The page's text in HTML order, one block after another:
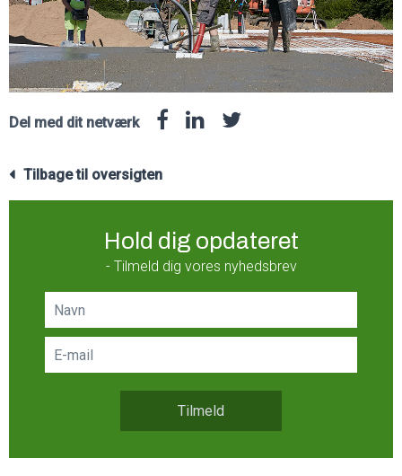
Del med dit netværk
Tilbage til oversigten
Hold dig opdateret
- Tilmeld dig vores nyhedsbrev
Tilmeld